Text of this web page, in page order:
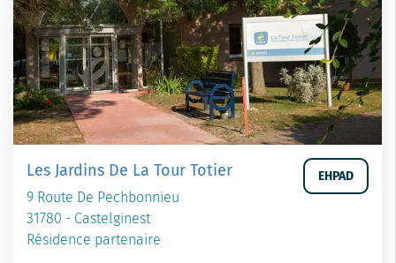
Les Jardins De La Tour Totier
9 Route De Pechbonnieu
31780 - Castelginest
Résidence partenaire
EHPAD